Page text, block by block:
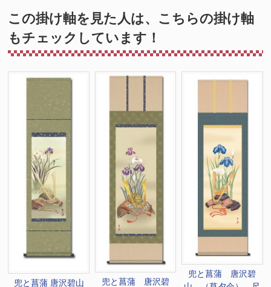
この掛け軸を見た人は、こちらの掛け軸
もチェックしています！
兜と菖蒲 唐沢碧山
兜と菖蒲 唐沢碧
兜と菖蒲 唐沢碧